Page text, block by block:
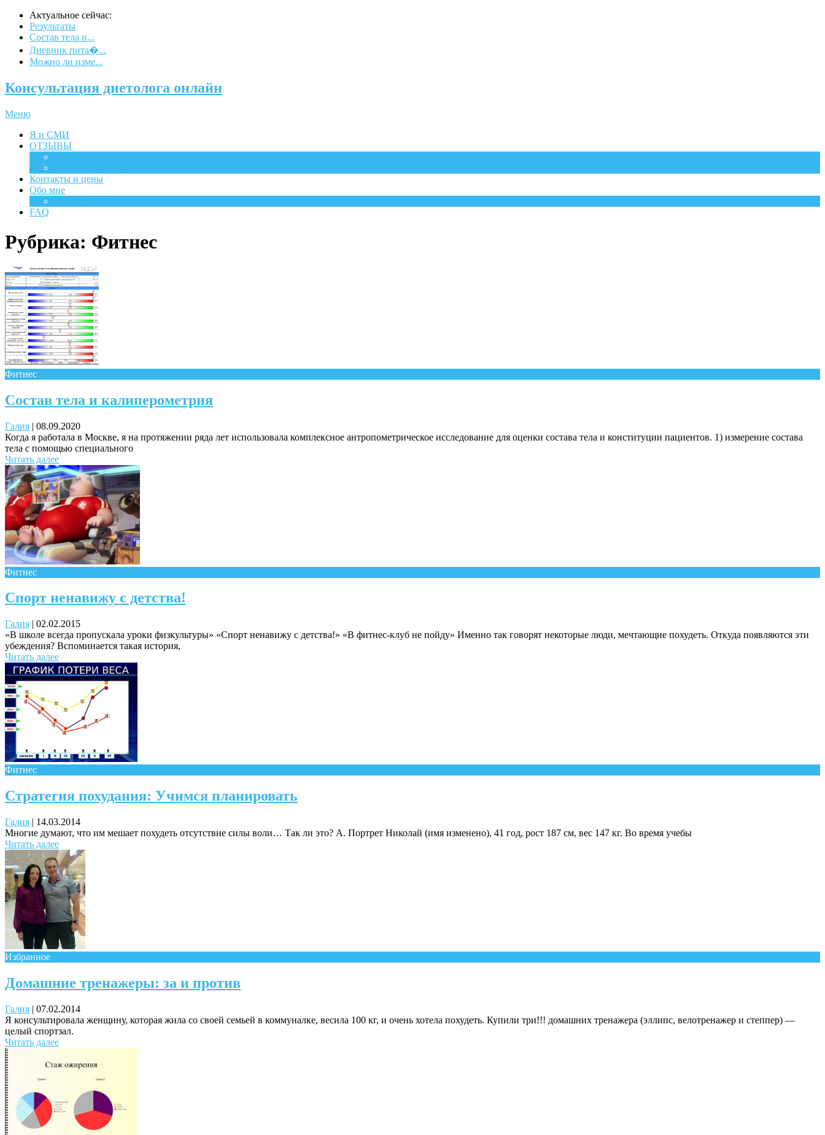
Актуальное сейчас:
Результаты
Состав тела и...
Дневник пита�...
Можно ли изме...
Консультация диетолога онлайн
Меню
Я и СМИ
ОТЗЫВЫ
Контакты и цены
Обо мне
FAQ
Рубрика: Фитнес
Фитнес
Состав тела и калиперометрия
Галия | 08.09.2020
Когда я работала в Москве, я на протяжении ряда лет использовала комплексное антропометрическое исследование для оценки состава тела и конституции пациентов. 1) измерение состава
тела с помощью специального
Читать далее
Фитнес
Спорт ненавижу с детства!
Галия | 02.02.2015
«В школе всегда пропускала уроки физкультуры» «Спорт ненавижу с детства!» «В фитнес-клуб не пойду» Именно так говорят некоторые люди, мечтающие похудеть. Откуда появляются эти
убеждения? Вспоминается такая история,
Читать далее
Фитнес
Стратегия похудания: Учимся планировать
Галия | 14.03.2014
Многие думают, что им мешает похудеть отсутствие силы воли… Так ли это? А. Портрет Николай (имя изменено), 41 год, рост 187 см, вес 147 кг. Во время учебы
Читать далее
Избранное
Домашние тренажеры: за и против
Галия | 07.02.2014
Я консультировала женщину, которая жила со своей семьей в коммуналке, весила 100 кг, и очень хотела похудеть. Купили три!!! домашних тренажера (эллипс, велотренажер и степпер) —
целый спортзал.
Читать далее